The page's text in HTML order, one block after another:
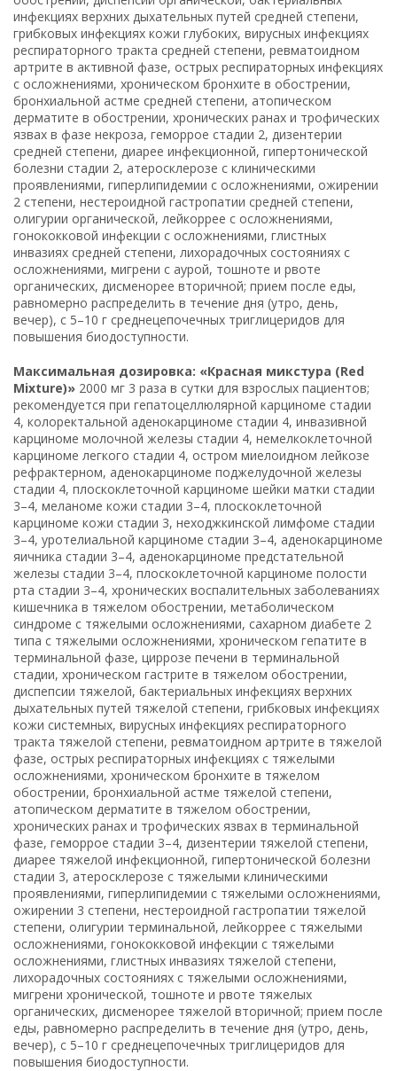
инфекциях верхних дыхательных путей средней степени,
грибковых инфекциях кожи глубоких, вирусных инфекциях
респираторного тракта средней степени, ревматоидном
артрите в активной фазе, острых респираторных инфекциях
с осложнениями, хроническом бронхите в обострении,
бронхиальной астме средней степени, атопическом
дерматите в обострении, хронических ранах и трофических
язвах в фазе некроза, геморрое стадии 2, дизентерии
средней степени, диарее инфекционной, гипертонической
болезни стадии 2, атеросклерозе с клиническими
проявлениями, гиперлипидемии с осложнениями, ожирении
2 степени, нестероидной гастропатии средней степени,
олигурии органической, лейкоррее с осложнениями,
гонококковой инфекции с осложнениями, глистных
инвазиях средней степени, лихорадочных состояниях с
осложнениями, мигрени с аурой, тошноте и рвоте
органических, дисменорее вторичной; прием после еды,
равномерно распределить в течение дня (утро, день,
вечер), с 5–10 г среднецепочечных триглицеридов для
повышения биодоступности.
Максимальная дозировка: «Красная микстура (Red
Mixture)» 2000 мг 3 раза в сутки для взрослых пациентов;
рекомендуется при гепатоцеллюлярной карциноме стадии
4, колоректальной аденокарциноме стадии 4, инвазивной
карциноме молочной железы стадии 4, немелкоклеточной
карциноме легкого стадии 4, остром миелоидном лейкозе
рефрактерном, аденокарциноме поджелудочной железы
стадии 4, плоскоклеточной карциноме шейки матки стадии
3–4, меланоме кожи стадии 3–4, плоскоклеточной
карциноме кожи стадии 3, неходжкинской лимфоме стадии
3–4, уротелиальной карциноме стадии 3–4, аденокарциноме
яичника стадии 3–4, аденокарциноме предстательной
железы стадии 3–4, плоскоклеточной карциноме полости
рта стадии 3–4, хронических воспалительных заболеваниях
кишечника в тяжелом обострении, метаболическом
синдроме с тяжелыми осложнениями, сахарном диабете 2
типа с тяжелыми осложнениями, хроническом гепатите в
терминальной фазе, циррозе печени в терминальной
стадии, хроническом гастрите в тяжелом обострении,
диспепсии тяжелой, бактериальных инфекциях верхних
дыхательных путей тяжелой степени, грибковых инфекциях
кожи системных, вирусных инфекциях респираторного
тракта тяжелой степени, ревматоидном артрите в тяжелой
фазе, острых респираторных инфекциях с тяжелыми
осложнениями, хроническом бронхите в тяжелом
обострении, бронхиальной астме тяжелой степени,
атопическом дерматите в тяжелом обострении,
хронических ранах и трофических язвах в терминальной
фазе, геморрое стадии 3–4, дизентерии тяжелой степени,
диарее тяжелой инфекционной, гипертонической болезни
стадии 3, атеросклерозе с тяжелыми клиническими
проявлениями, гиперлипидемии с тяжелыми осложнениями,
ожирении 3 степени, нестероидной гастропатии тяжелой
степени, олигурии терминальной, лейкоррее с тяжелыми
осложнениями, гонококковой инфекции с тяжелыми
осложнениями, глистных инвазиях тяжелой степени,
лихорадочных состояниях с тяжелыми осложнениями,
мигрени хронической, тошноте и рвоте тяжелых
органических, дисменорее тяжелой вторичной; прием после
еды, равномерно распределить в течение дня (утро, день,
вечер), с 5–10 г среднецепочечных триглицеридов для
повышения биодоступности.